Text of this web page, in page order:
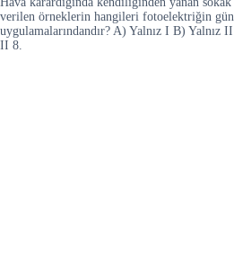
verilen örneklerin hangileri fotoelektriğin
uygulamalarındandır? A) Yalnız I B)
II 8.